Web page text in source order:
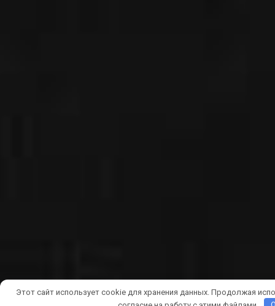
Этот сайт использует cookie для хранения данных. Продолжая